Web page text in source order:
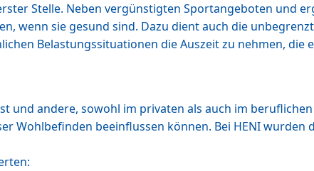
Stelle. Neben vergünstigten Sportangeboten und
wenn sie gesund sind. Dazu dient auch die
Belastungssituationen die Auszeit zu nehmen, die
und andere, sowohl im privaten als auch im
Wohlbefinden beeinflussen können. Bei HENI wurden